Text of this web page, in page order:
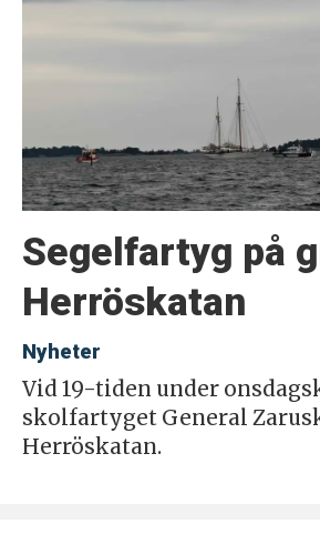
Segelfartyg på
Herröskatan
Nyheter
Vid 19-tiden under
skolfartyget General
Herröskatan.